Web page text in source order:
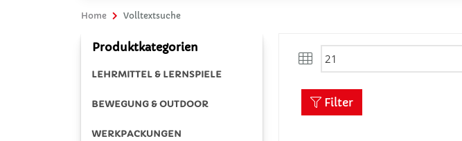
Home Volltextsuche
Produktkategorien
LEHRMITTEL & LERNSPIELE
BEWEGUNG & OUTDOOR
WERKPACKUNGEN
Filter